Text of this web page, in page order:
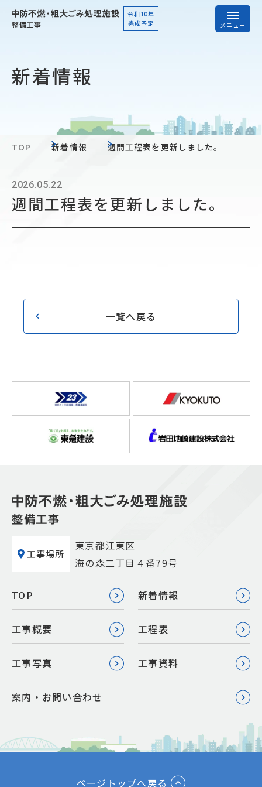
令和10年
完成予定
メニュー
新着情報
工事資料
案内・お問い合わせ
新着情報
TOP 新着情報 週間工程表を更新しました。
2026.05.22
週間工程表を更新しました。
一覧へ戻る
工事場所
東京都江東区
海の森二丁目４番79号
TOP 新着情報
工事概要 工程表
工事写真 工事資料
案内・お問い合わせ
ページトップへ戻る